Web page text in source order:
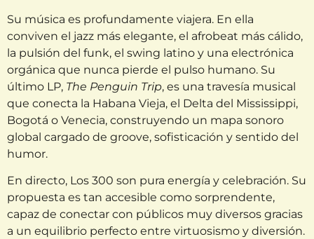
Su música es profundamente viajera. En ella
conviven el jazz más elegante, el afrobeat más cálido,
la pulsión del funk, el swing latino y una electrónica
orgánica que nunca pierde el pulso humano. Su
último LP, The Penguin Trip, es una travesía musical
que conecta la Habana Vieja, el Delta del Mississippi,
Bogotá o Venecia, construyendo un mapa sonoro
global cargado de groove, sofisticación y sentido del
humor.
En directo, Los 300 son pura energía y celebración. Su
propuesta es tan accesible como sorprendente,
capaz de conectar con públicos muy diversos gracias
a un equilibrio perfecto entre virtuosismo y diversión.